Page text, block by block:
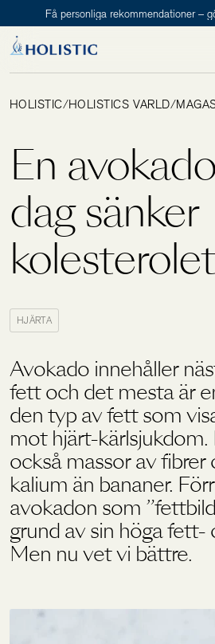
Få personliga rekommendationer –
Kit
Holistics värld
Utbildning
För återförsäljare
Tillagd i varukorgen
För att påbörja en prenumeration hos oss
Holistic Club. Det är helt kostnadsfritt.
HOLISTIC/HOLISTICS VÄRLD/
En
dag sänker
kolesterolet
HJÄRTA
Avokado innehåller
fett och det mesta är
den typ av fett som
mot hjärt-kärlsjukdom.
också massor av
kalium än bananer.
avokadon som
grund av sin höga fett-
Men nu vet vi bättre.